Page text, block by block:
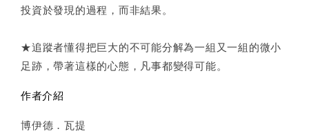
投資於發現的過程，而非結果。
★追蹤者懂得把巨大的不可能分解為一組又一組的微小
足跡，帶著這樣的心態，凡事都變得可能。
作者介紹
博伊德．瓦提